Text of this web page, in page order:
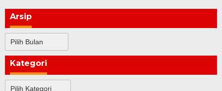
Arsip
Kategori